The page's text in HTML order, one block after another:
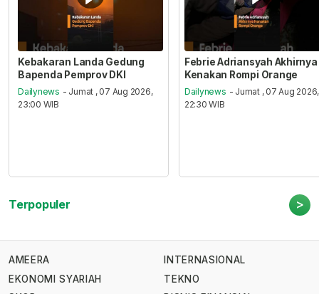
Kebakaran Landa Gedung
Bapenda Pemprov DKI
Dailynews - Jumat , 07 Aug 2026,
23:00 WIB
Febrie Adriansyah Akhirnya
Kenakan Rompi Orange
Dailynews - Jumat , 07 Aug 2026,
22:30 WIB
Terpopuler >
AMEERA
EKONOMI SYARIAH
INTERNASIONAL
TEKNO